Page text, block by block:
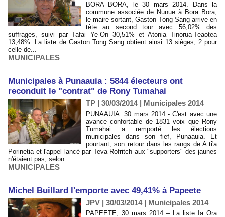
BORA BORA, le 30 mars 2014. Dans la
commune associée de Nunue à Bora Bora,
le maire sortant, Gaston Tong Sang arrive en
tête au second tour avec 56,02% des
suffrages, suivi par Tafai Ye-On 30,51% et Atonia Tinorua-Teaotea
13,48%. La liste de Gaston Tong Sang obtient ainsi 13 sièges, 2 pour
celle de...
MUNICIPALES
Municipales à Punaauia : 5844 électeurs ont
reconduit le "contrat" de Rony Tumahai
TP | 30/03/2014| Municipales 2014
PUNAAUIA. 30 mars 2014 - C'est avec une
avance confortable de 1831 voix que Rony
Tumahai a remporté les élections
municipales dans son fief, Punaauia. Et
pourtant, son retour dans les rangs de A ti'a
Porinetia et l'appel lancé par Teva Rofritch aux "supporters" des jaunes
n'étaient pas, selon...
MUNICIPALES
Michel Buillard l'emporte avec 49,41% à Papeete
JPV | 30/03/2014| Municipales 2014
PAPEETE, 30 mars 2014 – La liste Ia Ora